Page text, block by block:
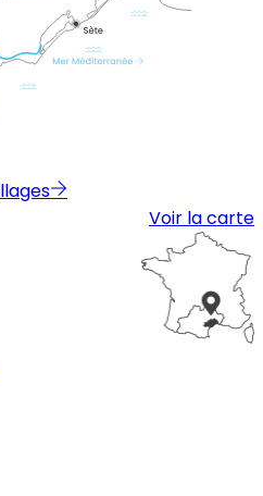
Voir la carte